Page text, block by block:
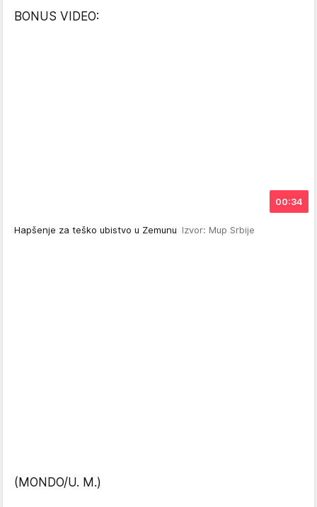
BONUS VIDEO:
00:34
Hapšenje za teško ubistvo u Zemunu Izvor: Mup Srbije
(MONDO/U. M.)